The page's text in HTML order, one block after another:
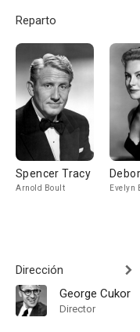
Reparto
Spencer Tracy
Arnold Boult Evelyn
Dirección
George Cukor
Director